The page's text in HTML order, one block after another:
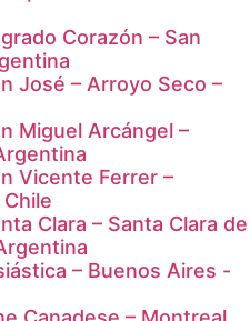
Corazón – San
José – Arroyo Seco –
Miguel Arcángel –
Vicente Ferrer –
Clara – Santa Clara de
– Buenos Aires -